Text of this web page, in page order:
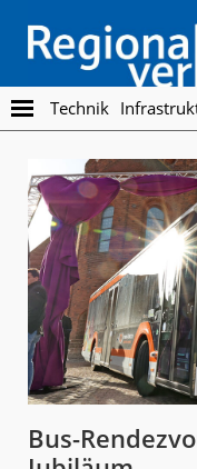
main
content
footer
Regionalverkehr
Die
Fachzeitschrift
den
Öffentlichen
Personennahverkehr
Technik
Bus-